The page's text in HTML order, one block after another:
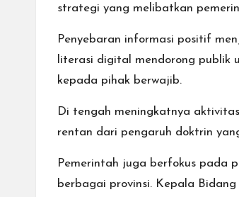
strategi yang melibatkan
Penyebaran informasi positif
literasi digital mendorong publik
kepada pihak berwajib.
Di tengah meningkatnya
rentan dari pengaruh doktrin
Pemerintah juga berfokus pada
berbagai provinsi. Kepala